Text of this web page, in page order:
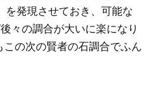
を発現させておき、可能な
々の調合が大いに楽になり
この次の賢者の石調合でふん